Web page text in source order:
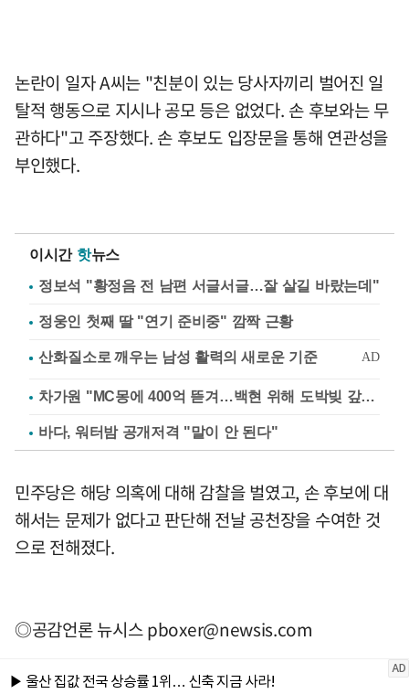
논란이 일자 A씨는 "친분이 있는 당사자끼리 벌어진 일
탈적 행동으로 지시나 공모 등은 없었다. 손 후보와는 무
관하다"고 주장했다. 손 후보도 입장문을 통해 연관성을
부인했다.
이시간 핫뉴스
정보석 "황정음 전 남편 서글서글…잘 살길 바랐는데"
정웅인 첫째 딸 "연기 준비중" 깜짝 근황
차가원 "MC몽에 400억 뜯겨…백현 위해 도박빚 갚아줘"
바다, 워터밤 공개저격 "말이 안 된다"
민주당은 해당 의혹에 대해 감찰을 벌였고, 손 후보에 대
해서는 문제가 없다고 판단해 전날 공천장을 수여한 것
으로 전해졌다.
◎공감언론 뉴시스pboxer@newsis.com